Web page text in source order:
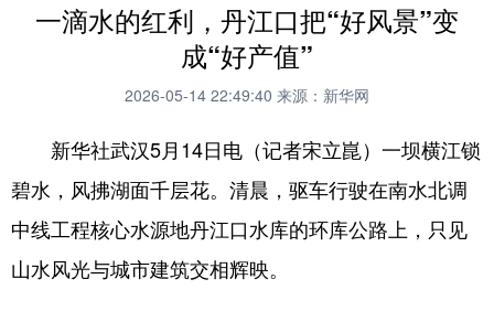
学习进行时 高层 时政 人事
财经 网评
全球连线
科技 科创 量子 体育
文化 书画 健康 军事
一滴水的红利，丹江口把“好风景”变
成“好产值”
2026-05-14 22:49:40 来源：新华网
新华社武汉5月14日电（记者宋立崑）一坝横江锁
碧水，风拂湖面千层花。清晨，驱车行驶在南水北调
中线工程核心水源地丹江口水库的环库公路上，只见
山水风光与城市建筑交相辉映。